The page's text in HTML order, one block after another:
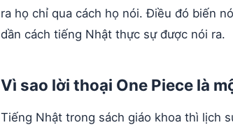
ra họ chỉ qua cách họ nói. Điều đó biến
dần cách tiếng Nhật thực sự được nói ra.
Vì sao lời thoại One Piece là
Tiếng Nhật trong sách giáo khoa thì lịch